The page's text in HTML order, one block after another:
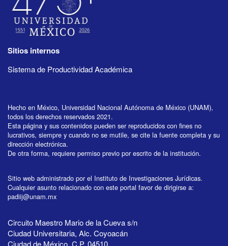
Sitios internos
Sistema de Productividad Académica
Hecho en México, Universidad Nacional Autónoma de México (UNAM),
todos los derechos reservados 2021.
Esta página y sus contenidos pueden ser reproducidos con fines no
lucrativos, siempre y cuando no se mutile, se cite la fuente completa y su
dirección electrónica.
De otra forma, requiere permiso previo por escrito de la institución.
Sitio web administrado por el Instituto de Investigaciones Jurídicas.
Cualquier asunto relacionado con este portal favor de dirigirse a:
padiij@unam.mx
Circuito Maestro Mario de la Cueva s/n
Ciudad Universitaria, Alc. Coyoacán
Ciudad de México, C.P. 04510